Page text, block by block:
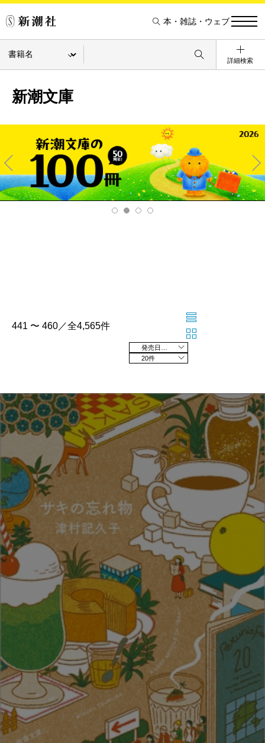
本・雑誌・ウェブ
詳細検索
新潮文庫
Pre
v
Ne
xt
441 〜 460／全4,565件
20件